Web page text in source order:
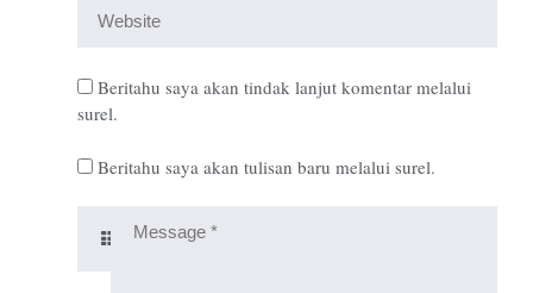
Beritahu saya akan tindak lanjut komentar melalui
surel.
Beritahu saya akan tulisan baru melalui surel.